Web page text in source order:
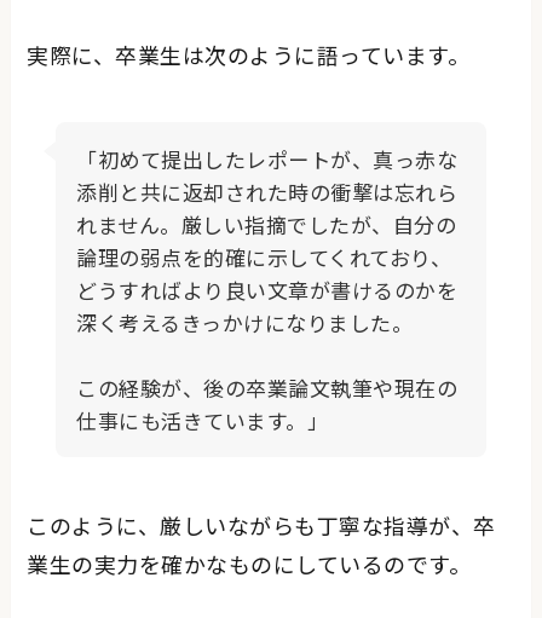
実際に、卒業生は次のように語っています。
「初めて提出したレポートが、真っ赤な
添削と共に返却された時の衝撃は忘れら
れません。厳しい指摘でしたが、自分の
論理の弱点を的確に示してくれており、
どうすればより良い文章が書けるのかを
深く考えるきっかけになりました。
この経験が、後の卒業論文執筆や現在の
仕事にも活きています。」
このように、厳しいながらも丁寧な指導が、卒
業生の実力を確かなものにしているのです。